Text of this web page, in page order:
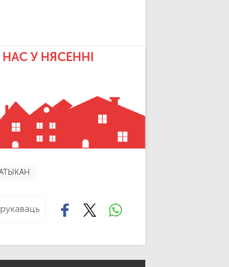
У НЯСЕННІ